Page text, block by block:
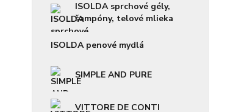
ISOLDA sprchové gély,
šampóny, telové mlieka
ISOLDA penové mydlá
SIMPLE AND PURE
VITTORE DE CONTI